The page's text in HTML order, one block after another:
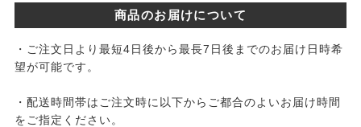
商品のお届けについて
・ご注文日より最短4日後から最長7日後までのお届け日時希
望が可能です。
・配送時間帯はご注文時に以下からご都合のよいお届け時間
をご指定ください。